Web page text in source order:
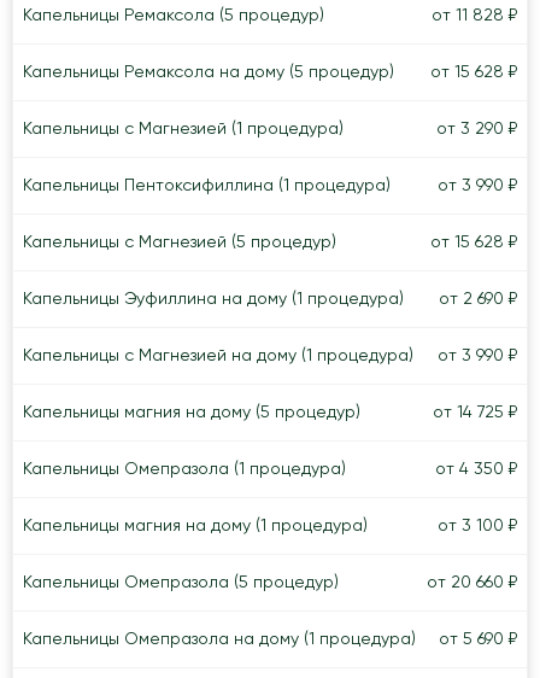
Капельницы Ремаксола (5 процедур) от 11 828 ₽
Капельницы Ремаксола на дому (5 процедур) от 15 628 ₽
Капельницы с Магнезией (1 процедура) от 3 290 ₽
Капельницы Пентоксифиллина (1 процедура) от 3 990 ₽
Капельницы с Магнезией (5 процедур) от 15 628 ₽
Капельницы Эуфиллина на дому (1 процедура) от 2 690 ₽
Капельницы с Магнезией на дому (1 процедура) от 3 990 ₽
Капельницы магния на дому (5 процедур) от 14 725 ₽
Капельницы Омепразола (1 процедура) от 4 350 ₽
Капельницы магния на дому (1 процедура) от 3 100 ₽
Капельницы Омепразола (5 процедур) от 20 660 ₽
Капельницы Омепразола на дому (1 процедура) от 5 690 ₽